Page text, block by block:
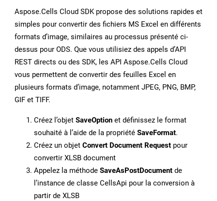
Aspose.Cells Cloud SDK propose des solutions rapides et
simples pour convertir des fichiers MS Excel en différents
formats d’image, similaires au processus présenté ci-
dessus pour ODS. Que vous utilisiez des appels d’API
REST directs ou des SDK, les API Aspose.Cells Cloud
vous permettent de convertir des feuilles Excel en
plusieurs formats d’image, notamment JPEG, PNG, BMP,
GIF et TIFF.
Créez l’objet SaveOption et définissez le format
souhaité à l’aide de la propriété SaveFormat.
Créez un objet Convert Document Request pour
convertir XLSB document
Appelez la méthode SaveAsPostDocument de
l’instance de classe CellsApi pour la conversion à
partir de XLSB